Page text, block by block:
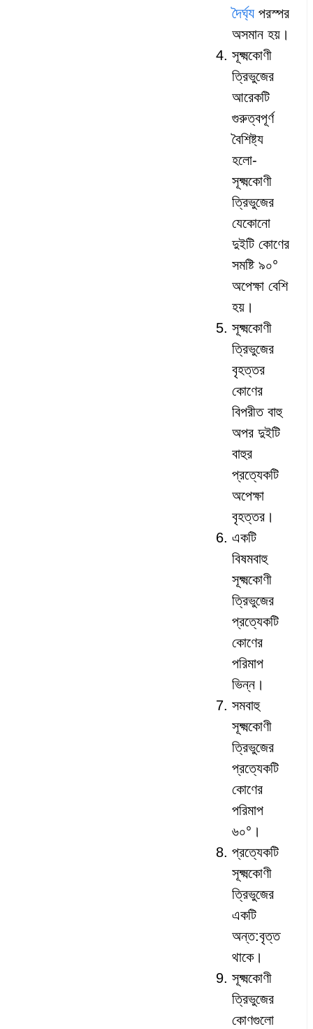
দৈর্ঘ্য পরস্পর
অসমান হয়।
সূক্ষ্মকোণী
ত্রিভুজের
আরেকটি
গুরুত্বপূর্ণ
বৈশিষ্ট্য
হলো-
সূক্ষ্মকোণী
ত্রিভুজের
যেকোনো
দুইটি কোণের
সমষ্টি ৯০°
অপেক্ষা বেশি
হয়।
সূক্ষ্মকোণী
ত্রিভুজের
‍বৃহত্তর
কোণের
বিপরীত বাহু
অপর দুইটি
বাহুর
প্রত্যেকটি
অপেক্ষা
বৃহত্তর।
একটি
বিষমবাহু
সূক্ষ্মকোণী
ত্রিভুজের
প্রত্যেকটি
কোণের
পরিমাপ
ভিন্ন।
সমবাহু
সূক্ষ্মকোণী
ত্রিভুজের
প্রত্যেকটি
কোণের
পরিমাপ
৬০°।
প্রত্যেকটি
সূক্ষ্মকোণী
ত্রিভুজের
একটি
অন্ত:বৃত্ত
থাকে।
সূক্ষ্মকোণী
ত্রিভুজের
কোণগুলো